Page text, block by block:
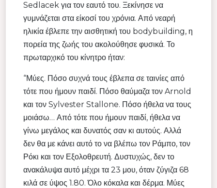
Sedlacek για τον εαυτό του. Ξεκίνησε να
γυμνάζεται στα είκοσί του χρόνια. Από νεαρή
ηλικία έβλεπε την αισθητική του bodybuilding, η
πορεία της ζωής του ακολούθησε φυσικά. Το
πρωταρχικό του κίνητρο ήταν:
“Μύες. Πόσο συχνά τους έβλεπα σε ταινίες από
τότε που ήμουν παιδί. Πόσο θαύμαζα τον Arnold
και τον Sylvester Stallone. Πόσο ήθελα να τους
μοιάσω… Από τότε που ήμουν παιδί, ήθελα να
γίνω μεγάλος και δυνατός σαν κι αυτούς. Αλλά
δεν θα με κάνει αυτό το να βλέπω τον Ράμπο, τον
Ρόκι και τον Εξολοθρευτή. Δυστυχώς, δεν το
ανακάλυψα αυτό μέχρι τα 23 μου, όταν ζύγιζα 68
κιλά σε ύψος 1.80. Όλο κόκαλα και δέρμα. Μύες